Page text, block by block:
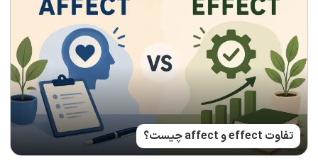
تفاوت effect و affect چیست؟